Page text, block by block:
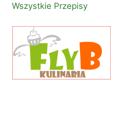
Wszystkie Przepisy